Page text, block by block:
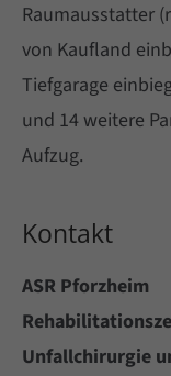
Raumausstatter
von Kaufland
Tiefgarage
und 14 weitere
Aufzug.
Kontakt
ASR Pforzheim
Unfallchirurgie